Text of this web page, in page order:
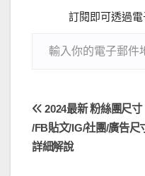
訂閱即可透過電
2024最新 粉絲團尺寸
/FB貼文/IG/社團/廣告尺
詳細解說